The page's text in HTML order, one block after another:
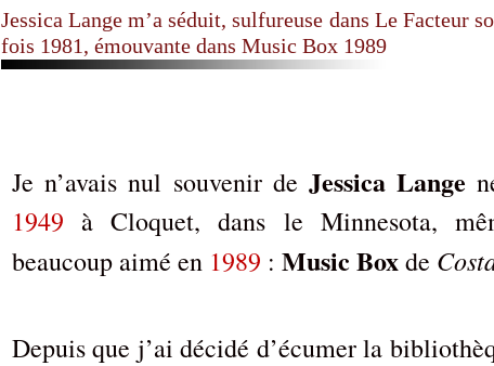
Jessica Lange m’a séduit, sulfureuse dans Le Facteur
fois 1981, émouvante dans Music Box 1989
Je n’avais nul souvenir de Jessica Lange
1949 à Cloquet, dans le Minnesota,
beaucoup aimé en 1989 : Music Boxde
Depuis que j’ai décidé d’écumer la